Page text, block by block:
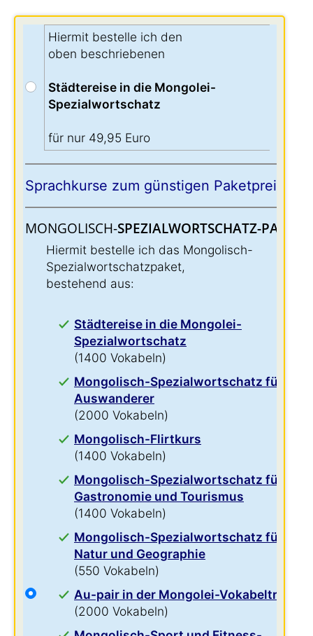
Hiermit bestelle ich den
oben beschriebenen
Städtereise in die Mongolei-
Spezialwortschatz
für nur 49,95 Euro
Sprachkurse zum günstigen Paketpreis:
MONGOLISCH-SPEZIALWORTSCHATZ-PAKET:
Hiermit bestelle ich das Mongolisch-
Spezialwortschatzpaket,
bestehend aus:
Städtereise in die Mongolei-
Spezialwortschatz
(1400 Vokabeln)
Mongolisch-Spezialwortschatz für
Auswanderer
(2000 Vokabeln)
Mongolisch-Flirtkurs
(1400 Vokabeln)
Mongolisch-Spezialwortschatz für
Gastronomie und Tourismus
(1400 Vokabeln)
Mongolisch-Spezialwortschatz für
Natur und Geographie
(550 Vokabeln)
Au-pair in der Mongolei-Vokabeltrainer
(2000 Vokabeln)